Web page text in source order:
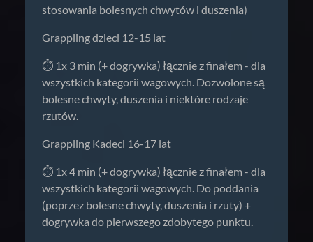
stosowania bolesnych chwytów i duszenia)
Grappling dzieci 12-15 lat
⏱️ 1x 3 min (+ dogrywka) łącznie z finałem - dla
wszystkich kategorii wagowych. Dozwolone są
bolesne chwyty, duszenia i niektóre rodzaje
rzutów.
Grappling Kadeci 16-17 lat
⏱️ 1x 4 min (+ dogrywka) łącznie z finałem - dla
wszystkich kategorii wagowych. Do poddania
(poprzez bolesne chwyty, duszenia i rzuty) +
dogrywka do pierwszego zdobytego punktu.